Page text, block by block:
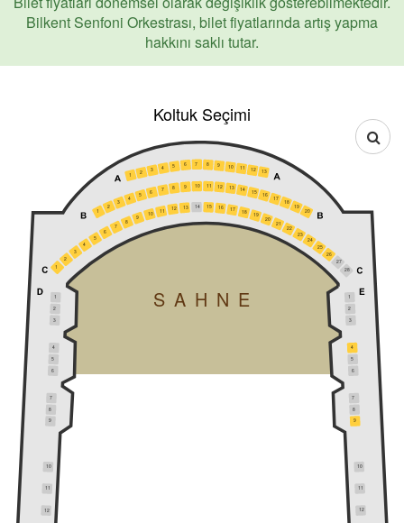
Bilkent Senfoni Orkestrası, bilet fiyatlarında artış yapma
hakkını saklı tutar.
Koltuk Seçimi
SAHNE
1
2
3
4
5
6
7
8
9
10 11 12 13 14 15 16 17 18 19
20
21
22
23
24
25
26
27
28
1
2
3
4
5 6 7 8 9 10 11 12 13 14 15 16
17
18
19
20
1 2 3 4 5 6 7 8 9 10 11 12 13
9
8
7
3
2
1
6
5
4
9
8
7
3
2
1
6
5
4
12
11
10
12
11
10